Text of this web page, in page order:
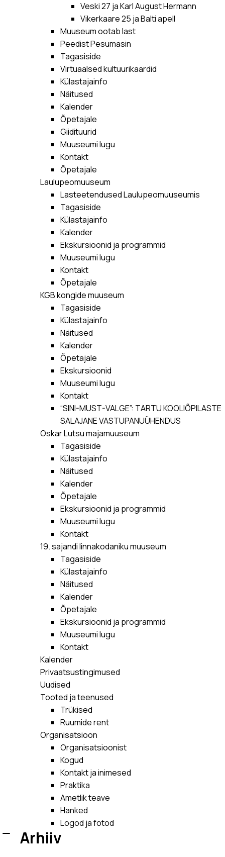
Veski 27 ja Karl August Hermann
Vikerkaare 25 ja Balti apell
Muuseum ootab last
Peedist Pesumasin
Tagasiside
Virtuaalsed kultuurikaardid
Külastajainfo
Näitused
Kalender
Õpetajale
Giidituurid
Muuseumi lugu
Kontakt
Õpetajale
Laulupeomuuseum
Lasteetendused Laulupeomuuseumis
Tagasiside
Külastajainfo
Kalender
Ekskursioonid ja programmid
Muuseumi lugu
Kontakt
Õpetajale
KGB kongide muuseum
Tagasiside
Külastajainfo
Näitused
Kalender
Õpetajale
Ekskursioonid
Muuseumi lugu
Kontakt
“SINI-MUST-VALGE”: TARTU KOOLIÕPILASTE
SALAJANE VASTUPANUÜHENDUS
Oskar Lutsu majamuuseum
Tagasiside
Külastajainfo
Näitused
Kalender
Õpetajale
Ekskursioonid ja programmid
Muuseumi lugu
Kontakt
19. sajandi linnakodaniku muuseum
Tagasiside
Külastajainfo
Näitused
Kalender
Õpetajale
Ekskursioonid ja programmid
Muuseumi lugu
Kontakt
Kalender
Privaatsustingimused
Uudised
Tooted ja teenused
Trükised
Ruumide rent
Organisatsioon
Organisatsioonist
Kogud
Kontakt ja inimesed
Praktika
Ametlik teave
Hanked
Logod ja fotod
Arhiiv